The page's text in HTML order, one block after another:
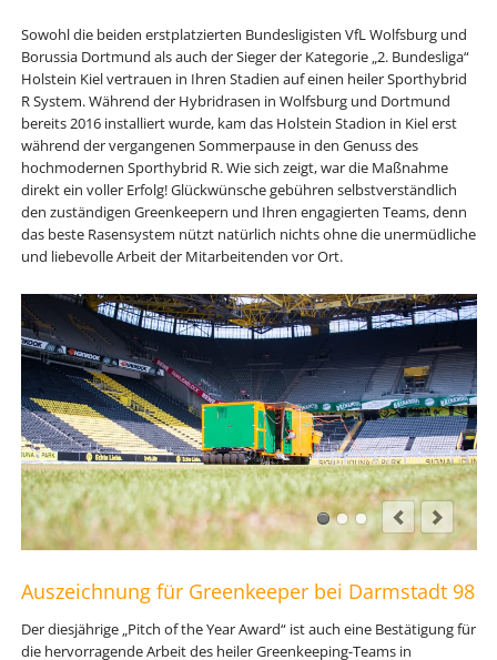
Sowohl die beiden erstplatzierten Bundesligisten VfL Wolfsburg und
Borussia Dortmund als auch der Sieger der Kategorie „2. Bundesliga“
Holstein Kiel vertrauen in Ihren Stadien auf einen heiler Sporthybrid
R System. Während der Hybridrasen in Wolfsburg und Dortmund
bereits 2016 installiert wurde, kam das Holstein Stadion in Kiel erst
während der vergangenen Sommerpause in den Genuss des
hochmodernen Sporthybrid R. Wie sich zeigt, war die Maßnahme
direkt ein voller Erfolg! Glückwünsche gebühren selbstverständlich
den zuständigen Greenkeepern und Ihren engagierten Teams, denn
das beste Rasensystem nützt natürlich nichts ohne die unermüdliche
und liebevolle Arbeit der Mitarbeitenden vor Ort.
Auszeichnung für Greenkeeper bei Darmstadt 98
Der diesjährige „Pitch of the Year Award“ ist auch eine Bestätigung für
die hervorragende Arbeit des heiler Greenkeeping-Teams in